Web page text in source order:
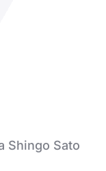
Shingo Sato